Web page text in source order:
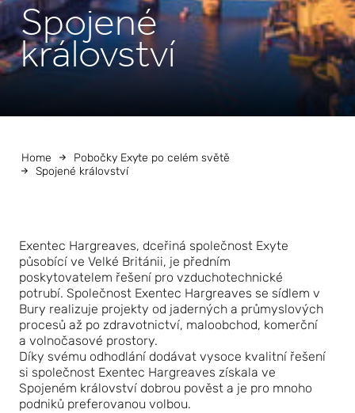
Spojené
království
Home
Pobočky Exyte po celém světě
Spojené království
Exentec Hargreaves, dceřiná společnost Exyte
působící ve Velké Británii, je předním
poskytovatelem řešení pro vzduchotechnické
potrubí. Společnost Exentec Hargreaves se sídlem v
Bury realizuje projekty od jaderných a průmyslových
procesů až po zdravotnictví, maloobchod, komerční
a volnočasové prostory.
Díky svému odhodlání dodávat vysoce kvalitní řešení
si společnost Exentec Hargreaves získala ve
Spojeném království dobrou pověst a je pro mnoho
podniků preferovanou volbou.